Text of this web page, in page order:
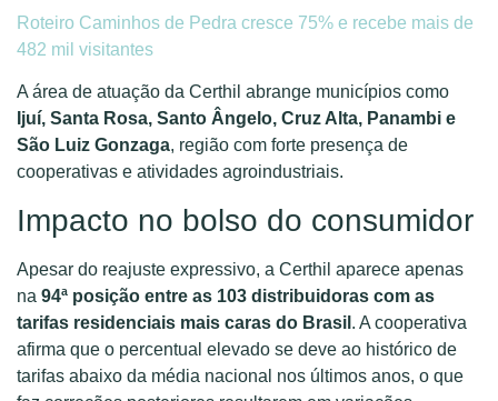
Roteiro Caminhos de Pedra cresce 75% e recebe mais de
482 mil visitantes
A área de atuação da Certhil abrange municípios como
Ijuí, Santa Rosa, Santo Ângelo, Cruz Alta, Panambi e
São Luiz Gonzaga, região com forte presença de
cooperativas e atividades agroindustriais.
Impacto no bolso do consumidor
Apesar do reajuste expressivo, a Certhil aparece apenas
na 94ª posição entre as 103 distribuidoras com as
tarifas residenciais mais caras do Brasil . A cooperativa
afirma que o percentual elevado se deve ao histórico de
tarifas abaixo da média nacional nos últimos anos, o que